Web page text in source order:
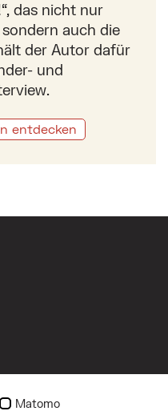
das nicht nur
auch die
der Autor dafür
und
entdecken
Matomo